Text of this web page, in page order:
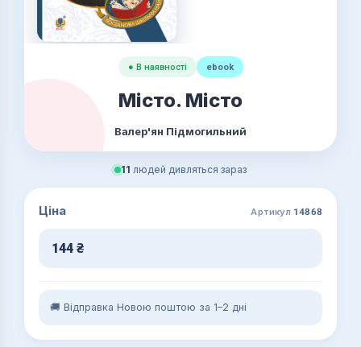
● В наявності ebook
Місто. Місто
Валер'ян Підмогильний
11 людей дивляться зараз
Ціна Артикул 14868
144 ₴
🚚 Відправка Новою поштою за 1–2 дні